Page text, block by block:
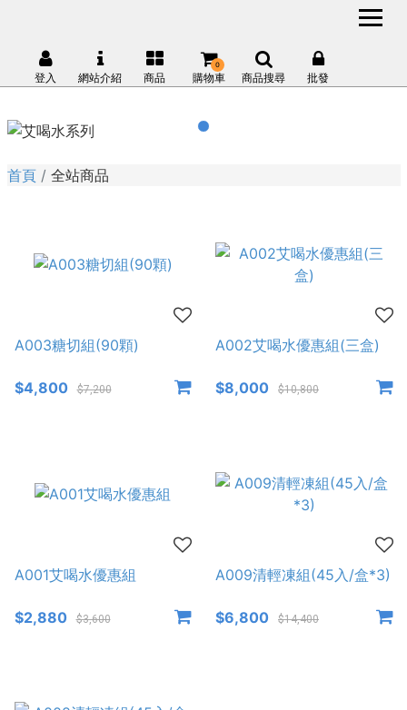
登入 網站介紹 商品 購物車
0
商品搜尋 批發
首頁 全站商品
A003糖切組(90顆)
$4,800 $7,200
A002艾喝水優惠組(三盒)
$8,000 $10,800
A001艾喝水優惠組
$2,880 $3,600
A009清輕凍組(45入/盒*3)
$6,800 $14,400